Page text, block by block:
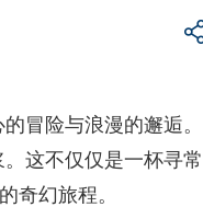
冒险与浪漫的邂逅。
这不仅仅是一杯寻常
奇幻旅程。